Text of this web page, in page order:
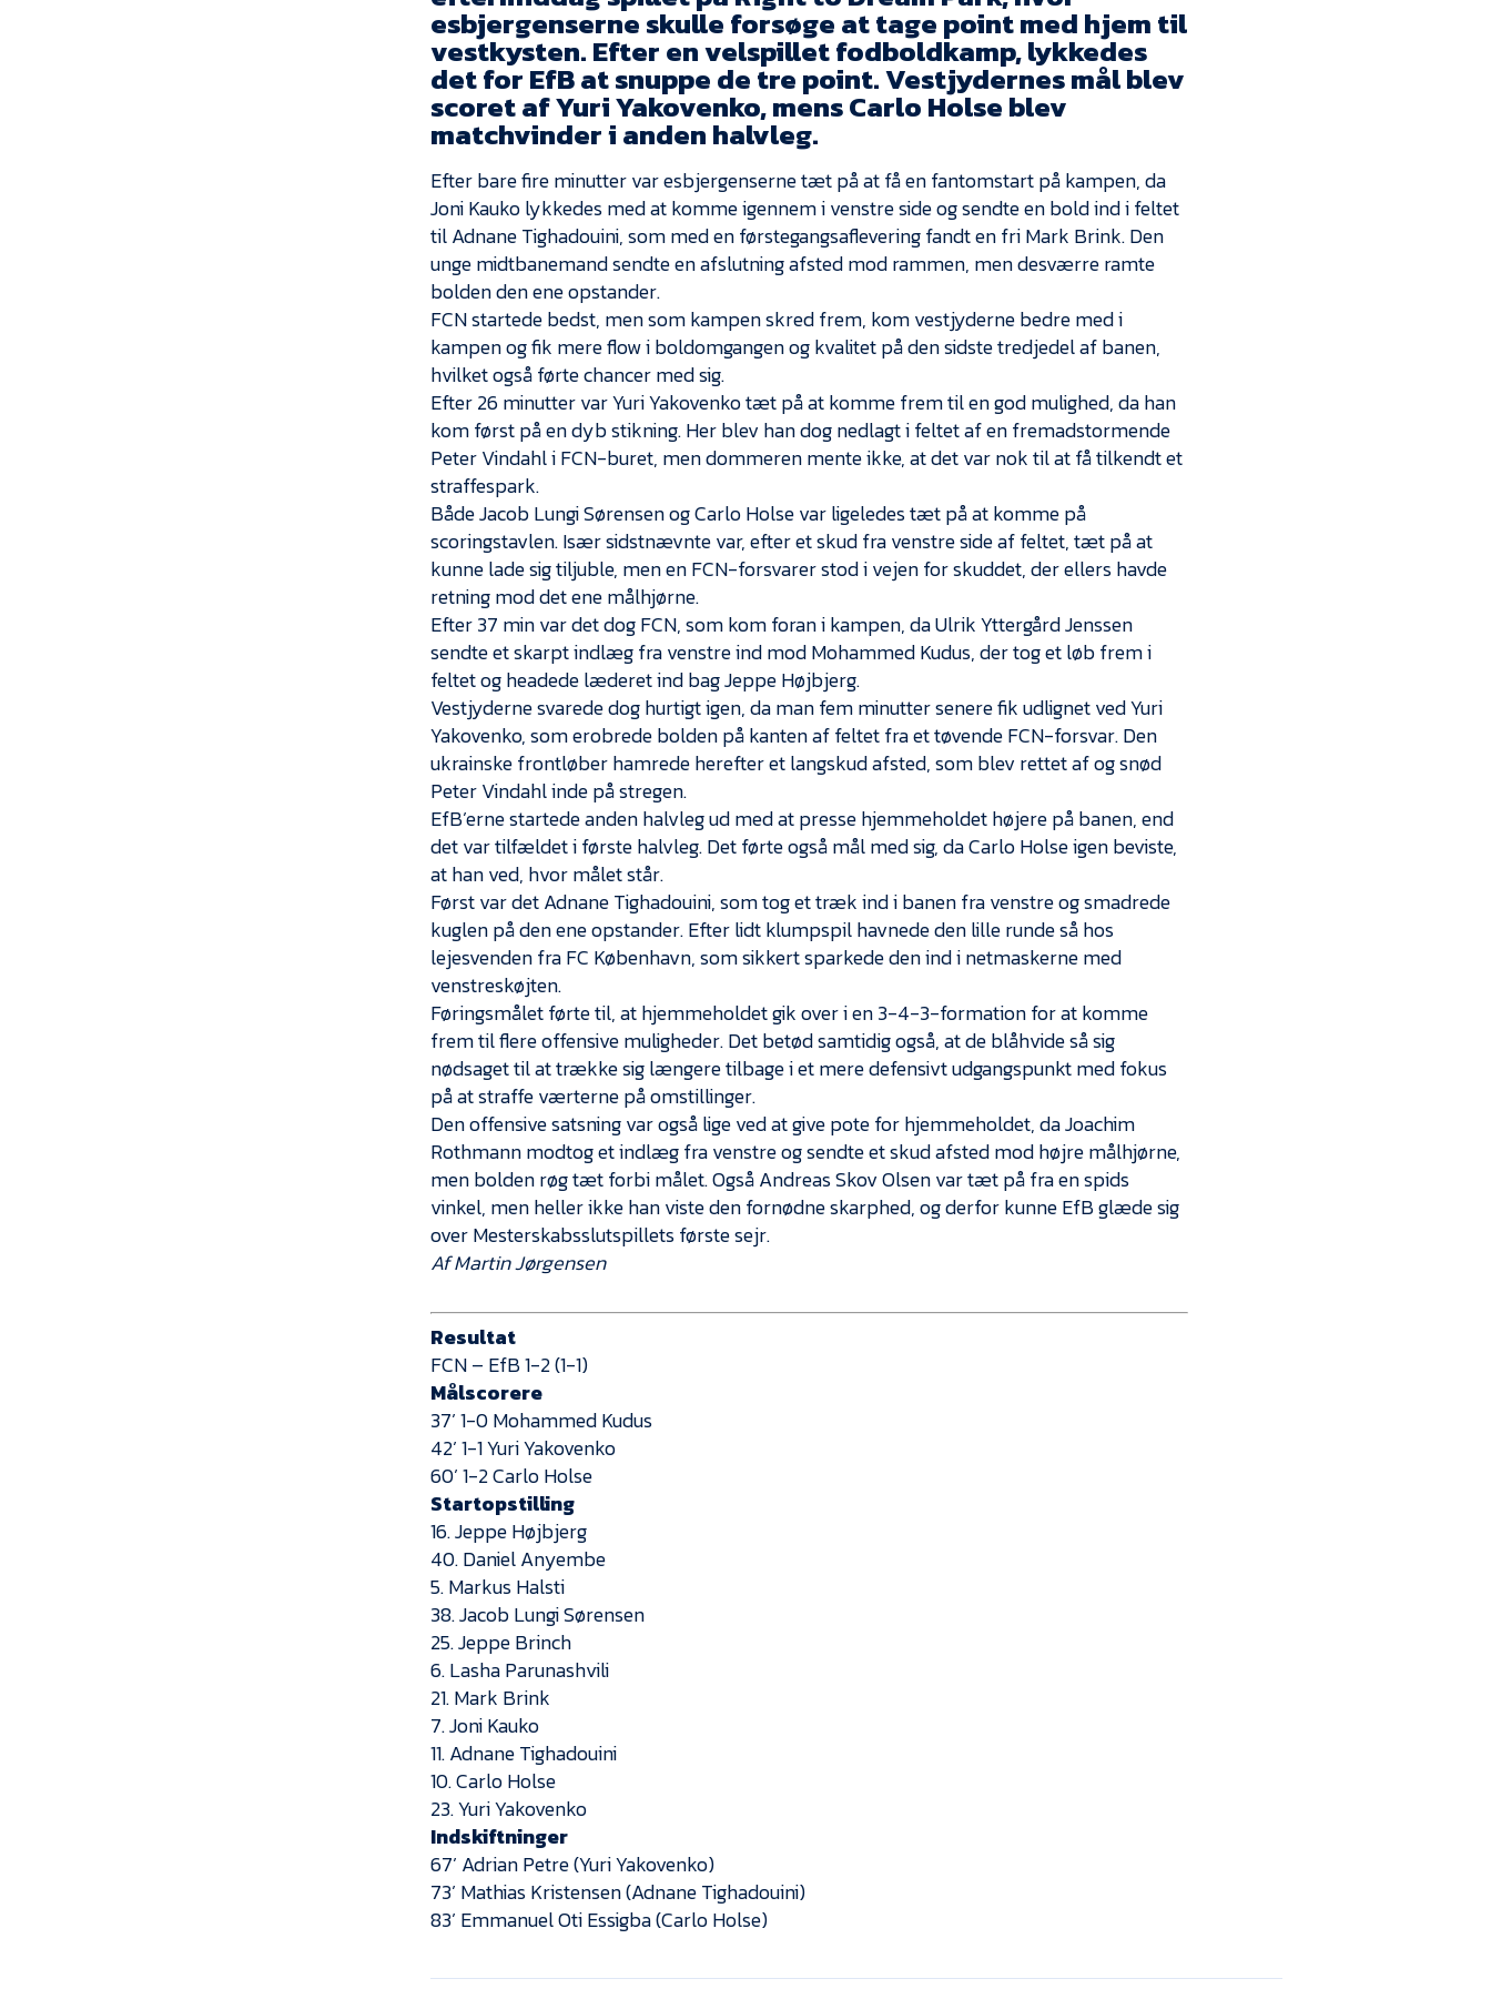
esbjergenserne skulle forsøge at tage point med hjem til
vestkysten. Efter en velspillet fodboldkamp, lykkedes
det for EfB at snuppe de tre point. Vestjydernes mål blev
scoret af Yuri Yakovenko, mens Carlo Holse blev
matchvinder i anden halvleg.
Efter bare fire minutter var esbjergenserne tæt på at få en fantomstart på kampen, da
Joni Kauko lykkedes med at komme igennem i venstre side og sendte en bold ind i feltet
til Adnane Tighadouini, som med en førstegangsaflevering fandt en fri Mark Brink. Den
unge midtbanemand sendte en afslutning afsted mod rammen, men desværre ramte
bolden den ene opstander.
FCN startede bedst, men som kampen skred frem, kom vestjyderne bedre med i
kampen og fik mere flow i boldomgangen og kvalitet på den sidste tredjedel af banen,
hvilket også førte chancer med sig.
Efter 26 minutter var Yuri Yakovenko tæt på at komme frem til en god mulighed, da han
kom først på en dyb stikning. Her blev han dog nedlagt i feltet af en fremadstormende
Peter Vindahl i FCN-buret, men dommeren mente ikke, at det var nok til at få tilkendt et
straffespark.
Både Jacob Lungi Sørensen og Carlo Holse var ligeledes tæt på at komme på
scoringstavlen. Især sidstnævnte var, efter et skud fra venstre side af feltet, tæt på at
kunne lade sig tiljuble, men en FCN-forsvarer stod i vejen for skuddet, der ellers havde
retning mod det ene målhjørne.
Efter 37 min var det dog FCN, som kom foran i kampen, da Ulrik Yttergård Jenssen
sendte et skarpt indlæg fra venstre ind mod Mohammed Kudus, der tog et løb frem i
feltet og headede læderet ind bag Jeppe Højbjerg.
Vestjyderne svarede dog hurtigt igen, da man fem minutter senere fik udlignet ved Yuri
Yakovenko, som erobrede bolden på kanten af feltet fra et tøvende FCN-forsvar. Den
ukrainske frontløber hamrede herefter et langskud afsted, som blev rettet af og snød
Peter Vindahl inde på stregen.
EfB’erne startede anden halvleg ud med at presse hjemmeholdet højere på banen, end
det var tilfældet i første halvleg. Det førte også mål med sig, da Carlo Holse igen beviste,
at han ved, hvor målet står.
Først var det Adnane Tighadouini, som tog et træk ind i banen fra venstre og smadrede
kuglen på den ene opstander. Efter lidt klumpspil havnede den lille runde så hos
lejesvenden fra FC København, som sikkert sparkede den ind i netmaskerne med
venstreskøjten.
Føringsmålet førte til, at hjemmeholdet gik over i en 3-4-3-formation for at komme
frem til flere offensive muligheder. Det betød samtidig også, at de blåhvide så sig
nødsaget til at trække sig længere tilbage i et mere defensivt udgangspunkt med fokus
på at straffe værterne på omstillinger.
Den offensive satsning var også lige ved at give pote for hjemmeholdet, da Joachim
Rothmann modtog et indlæg fra venstre og sendte et skud afsted mod højre målhjørne,
men bolden røg tæt forbi målet. Også Andreas Skov Olsen var tæt på fra en spids
vinkel, men heller ikke han viste den fornødne skarphed, og derfor kunne EfB glæde sig
over Mesterskabsslutspillets første sejr.
Af Martin Jørgensen
Resultat
FCN – EfB 1-2 (1-1)
Målscorere
37’ 1-0 Mohammed Kudus
42’ 1-1 Yuri Yakovenko
60’ 1-2 Carlo Holse
Startopstilling
16. Jeppe Højbjerg
40. Daniel Anyembe
5. Markus Halsti
38. Jacob Lungi Sørensen
25. Jeppe Brinch
6. Lasha Parunashvili
21. Mark Brink
7. Joni Kauko
11. Adnane Tighadouini
10. Carlo Holse
23. Yuri Yakovenko
Indskiftninger
67’ Adrian Petre (Yuri Yakovenko)
73’ Mathias Kristensen (Adnane Tighadouini)
83’ Emmanuel Oti Essigba (Carlo Holse)